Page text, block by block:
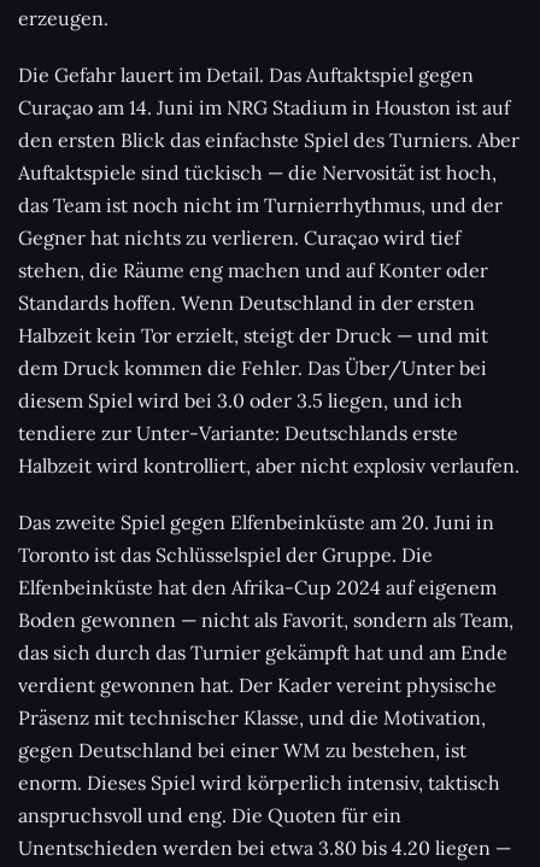
erzeugen.
Die Gefahr lauert im Detail. Das Auftaktspiel gegen
Curaçao am 14. Juni im NRG Stadium in Houston ist auf
den ersten Blick das einfachste Spiel des Turniers. Aber
Auftaktspiele sind tückisch — die Nervosität ist hoch,
das Team ist noch nicht im Turnierrhythmus, und der
Gegner hat nichts zu verlieren. Curaçao wird tief
stehen, die Räume eng machen und auf Konter oder
Standards hoffen. Wenn Deutschland in der ersten
Halbzeit kein Tor erzielt, steigt der Druck — und mit
dem Druck kommen die Fehler. Das Über/Unter bei
diesem Spiel wird bei 3.0 oder 3.5 liegen, und ich
tendiere zur Unter-Variante: Deutschlands erste
Halbzeit wird kontrolliert, aber nicht explosiv verlaufen.
Das zweite Spiel gegen Elfenbeinküste am 20. Juni in
Toronto ist das Schlüsselspiel der Gruppe. Die
Elfenbeinküste hat den Afrika-Cup 2024 auf eigenem
Boden gewonnen — nicht als Favorit, sondern als Team,
das sich durch das Turnier gekämpft hat und am Ende
verdient gewonnen hat. Der Kader vereint physische
Präsenz mit technischer Klasse, und die Motivation,
gegen Deutschland bei einer WM zu bestehen, ist
enorm. Dieses Spiel wird körperlich intensiv, taktisch
anspruchsvoll und eng. Die Quoten für ein
Unentschieden werden bei etwa 3.80 bis 4.20 liegen —